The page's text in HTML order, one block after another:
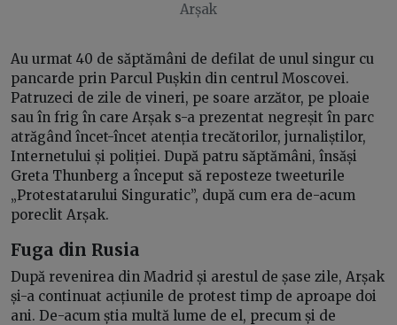
Arșak
Au urmat 40 de săptămâni de defilat de unul singur cu
pancarde prin Parcul Pușkin din centrul Moscovei.
Patruzeci de zile de vineri, pe soare arzător, pe ploaie
sau în frig în care Arșak s-a prezentat negreșit în parc
atrăgând încet-încet atenția trecătorilor, jurnaliștilor,
Internetului și poliției. După patru săptămâni, însăși
Greta Thunberg a început să reposteze tweeturile
„Protestatarului Singuratic”, după cum era de-acum
poreclit Arșak.
Fuga din Rusia
După revenirea din Madrid și arestul de șase zile, Arșak
și-a continuat acțiunile de protest timp de aproape doi
ani. De-acum știa multă lume de el, precum și de